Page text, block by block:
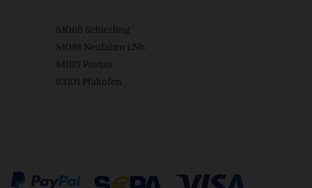
84069 Schierling
84088 Neufahrn i.Nb.
84103 Postau
93101 Pfakofen